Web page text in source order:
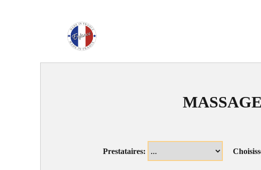
Enfance Made in France
Prestataires: